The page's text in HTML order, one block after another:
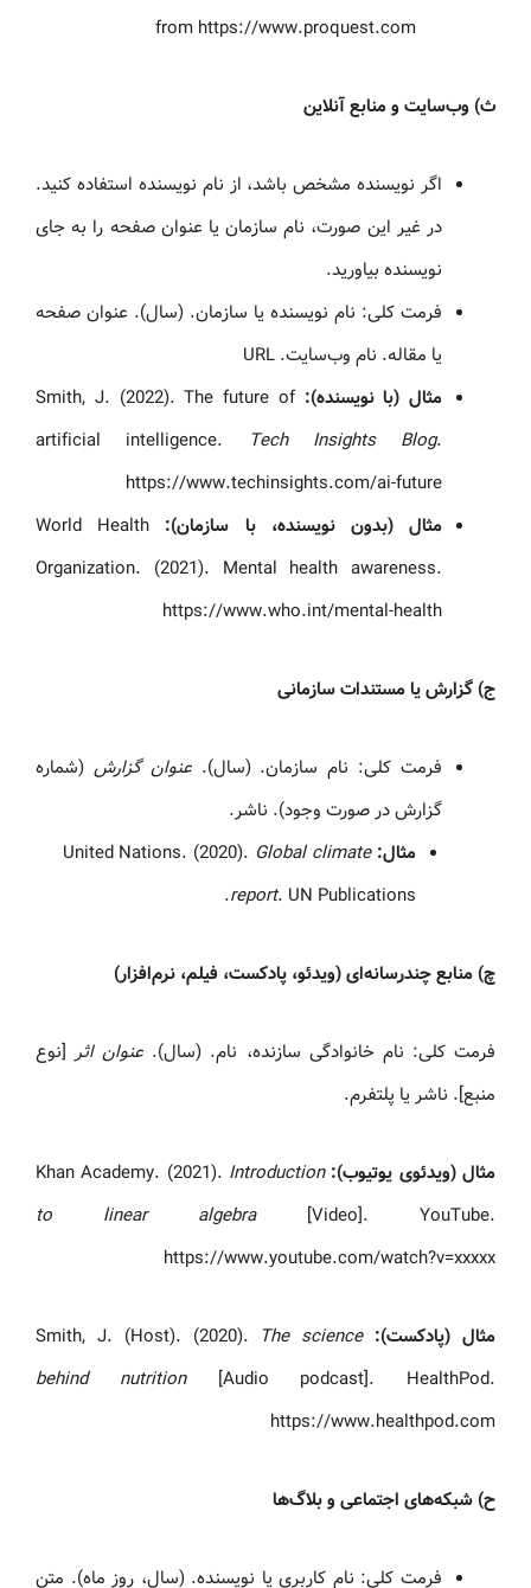
from https://www.proquest.com
ث) وب‌سایت و منابع آنلاین
اگر نویسنده مشخص باشد، از نام نویسنده استفاده کنید.
در غیر این صورت، نام سازمان یا عنوان صفحه را به جای
نویسنده بیاورید.
فرمت کلی: نام نویسنده یا سازمان. (سال). عنوان صفحه
یا مقاله. نام وب‌سایت. URL
مثال (با نویسنده): Smith, J. (2022). The future of
artificial intelligence.
Tech Insights Blog.
https://www.techinsights.com/ai-future
مثال (بدون نویسنده، با سازمان): World Health
Organization. (2021). Mental health awareness.
https://www.who.int/mental-health
ج) گزارش یا مستندات سازمانی
فرمت کلی: نام سازمان. (سال).عنوان گزارش (شماره
گزارش در صورت وجود). ناشر.
مثال: United Nations. (2020).
Global climate
report. UN Publications.
چ) منابع چندرسانه‌ای (ویدئو، پادکست، فیلم، نرم‌افزار)
فرمت کلی: نام خانوادگی سازنده، نام. (سال). عنوان اثر [نوع
منبع]. ناشر یا پلتفرم.
مثال (ویدئوی یوتیوب): Khan Academy. (2021).
Introduction
to linear algebra[Video]. YouTube.
https://www.youtube.com/watch?v=xxxxx
مثال (پادکست): Smith, J. (Host). (2020).
The science
behind nutrition[Audio podcast]. HealthPod.
https://www.healthpod.com
ح) شبکه‌های اجتماعی و بلاگ‌ها
فرمت کلی: نام کاربری یا نویسنده. (سال، روز ماه). متن